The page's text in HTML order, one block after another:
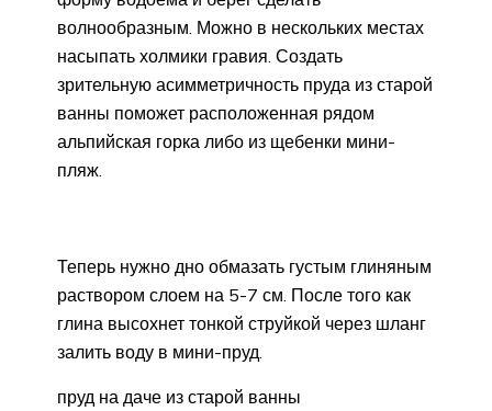
волнообразным. Можно в нескольких местах
насыпать холмики гравия. Создать
зрительную асимметричность пруда из старой
ванны поможет расположенная рядом
альпийская горка либо из щебенки мини-
пляж.
Теперь нужно дно обмазать густым глиняным
раствором слоем на 5-7 см. После того как
глина высохнет тонкой струйкой через шланг
залить воду в мини-пруд.
пруд на даче из старой ванны